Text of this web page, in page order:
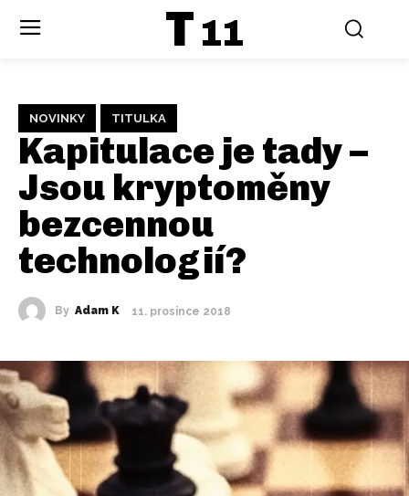
T 11
NOVINKY TITULKA
Kapitulace je tady –
Jsou kryptoměny
bezcennou
technologií?
By Adam K 11. prosince 2018